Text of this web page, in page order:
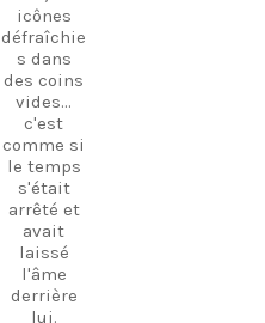
#Kos
#VisitKos
#KosIslan
d
#GreekIsl
ands
#TravelGr
eece
Découvrir
Kos
Trésors
cachés
Vie à la
plage Vie
insulaire
icônes
défraîchie
s dans
des coins
vides...
c'est
comme si
le temps
s'était
arrêté et
avait
laissé
l'âme
derrière
lui.